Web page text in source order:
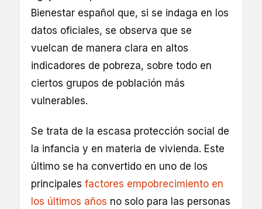
Bienestar español que, si se indaga en los
datos oficiales, se observa que se
vuelcan de manera clara en altos
indicadores de pobreza, sobre todo en
ciertos grupos de población más
vulnerables.
Se trata de la escasa protección social de
la infancia y en materia de vivienda. Este
último se ha convertido en uno de los
principales factores empobrecimiento en
los últimos años no solo para las personas